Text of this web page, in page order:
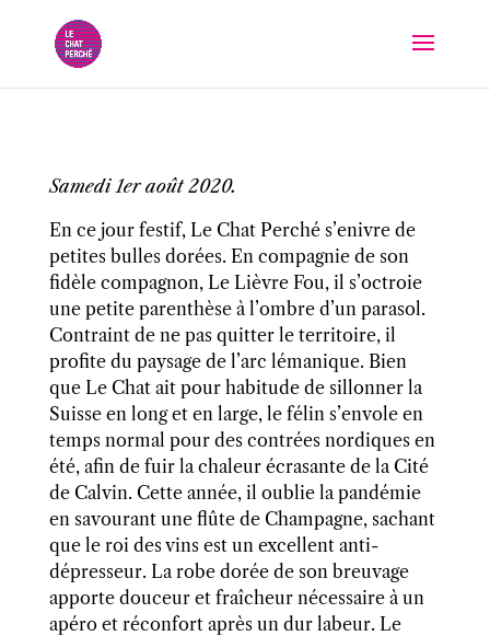
Samedi 1er août 2020.
En ce jour festif, Le Chat Perché s’enivre de
petites bulles dorées. En compagnie de son
fidèle compagnon, Le Lièvre Fou, il s’octroie
une petite parenthèse à l’ombre d’un parasol.
Contraint de ne pas quitter le territoire, il
profite du paysage de l’arc lémanique. Bien
que Le Chat ait pour habitude de sillonner la
Suisse en long et en large, le félin s’envole en
temps normal pour des contrées nordiques en
été, afin de fuir la chaleur écrasante de la Cité
de Calvin. Cette année, il oublie la pandémie
en savourant une flûte de Champagne, sachant
que le roi des vins est un excellent anti-
dépresseur. La robe dorée de son breuvage
apporte douceur et fraîcheur nécessaire à un
apéro et réconfort après un dur labeur. Le